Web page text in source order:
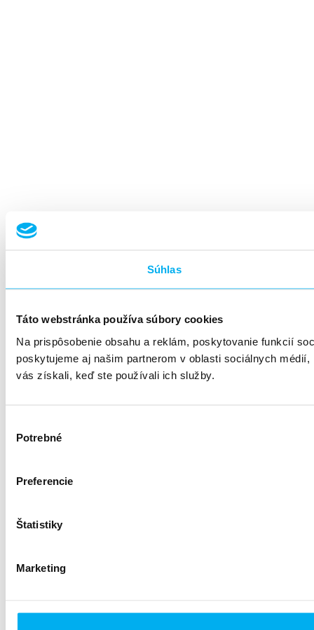
Súhlas
Táto webstránka používa súbory cookies
Na prispôsobenie obsahu a reklám, poskytovanie funkcií
poskytujeme aj našim partnerom v oblasti sociálnych
vás získali, keď ste používali ich služby.
súhlasu
Potrebné
Preferencie
Štatistiky
Marketing